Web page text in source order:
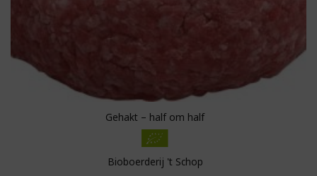
Gehakt – half om half
Bioboerderij 't Schop